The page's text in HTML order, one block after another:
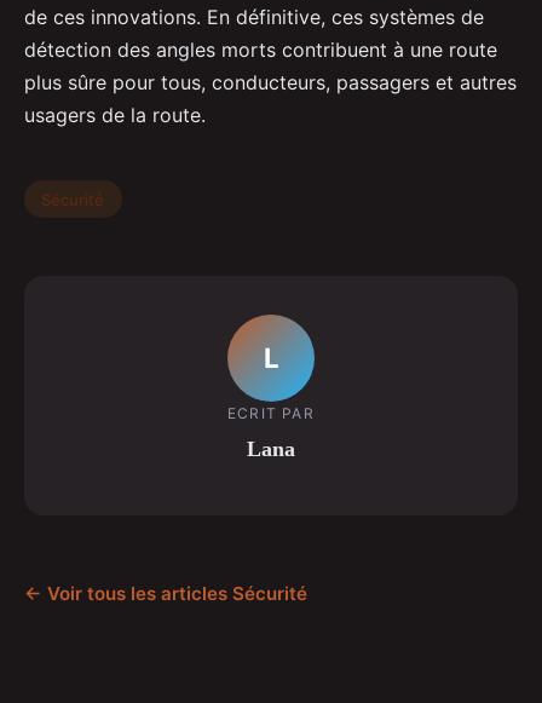
de ces innovations. En définitive, ces systèmes de
détection des angles morts contribuent à une route
plus sûre pour tous, conducteurs, passagers et autres
usagers de la route.
Sécurité
L
ECRIT PAR
Lana
← Voir tous les articles Sécurité